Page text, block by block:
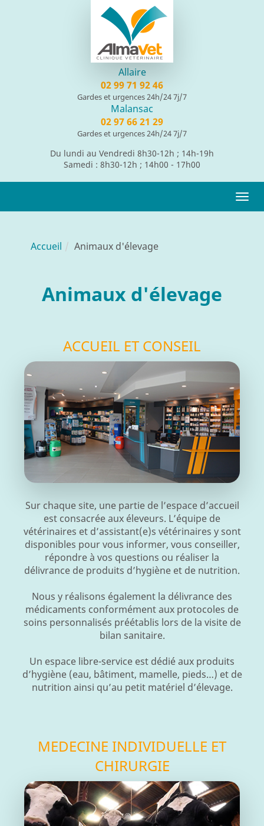
Allaire
02 99 71 92 46
Gardes et urgences 24h/24 7j/7
Malansac
02 97 66 21 29
Gardes et urgences 24h/24 7j/7
Du lundi au Vendredi 8h30-12h ; 14h-19h
Samedi : 8h30-12h ; 14h00 - 17h00
Accueil Animaux d'élevage
Animaux d'élevage
ACCUEIL ET CONSEIL
Sur chaque site, une partie de l’espace d’accueil
est consacrée aux éleveurs. L’équipe de
vétérinaires et d’assistant(e)s vétérinaires y sont
disponibles pour vous informer, vous conseiller,
répondre à vos questions ou réaliser la
délivrance de produits d’hygiène et de nutrition.
Nous y réalisons également la délivrance des
médicaments conformément aux protocoles de
soins personnalisés préétablis lors de la visite de
bilan sanitaire.
Un espace libre-service est dédié aux produits
d’hygiène (eau, bâtiment, mamelle, pieds…) et de
nutrition ainsi qu’au petit matériel d’élevage.
MEDECINE INDIVIDUELLE ET
CHIRURGIE
Panneau de gestion des cookies